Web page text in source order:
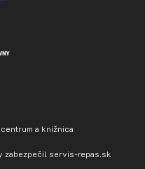
a knižnica
zabezpečil servis-repas.sk